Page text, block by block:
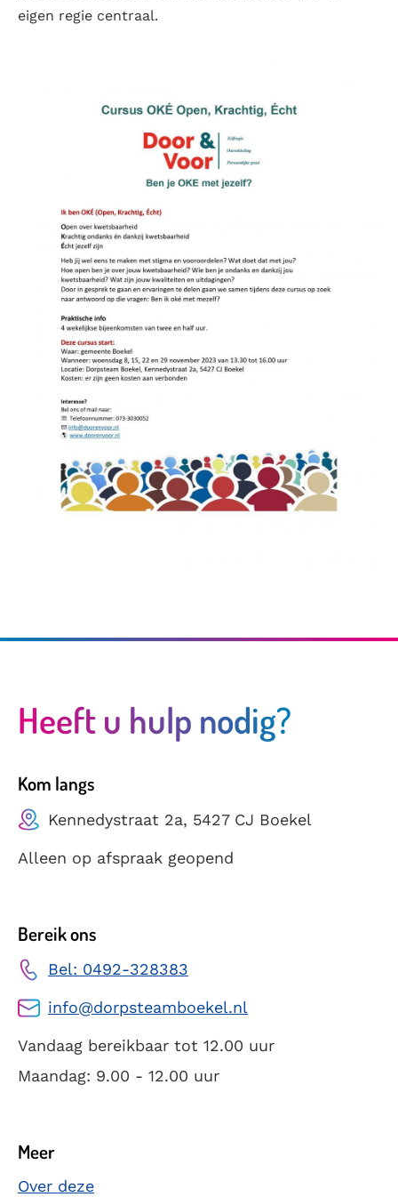
eigen regie centraal.
Heeft u hulp nodig?
Kom langs
Kennedystraat 2a, 5427 CJ Boekel
Alleen op afspraak geopend
Bereik ons
Bel: 0492-328383
info@dorpsteamboekel.nl
Vandaag bereikbaar tot 12.00 uur
Maandag: 9.00 - 12.00 uur
Meer
Over deze